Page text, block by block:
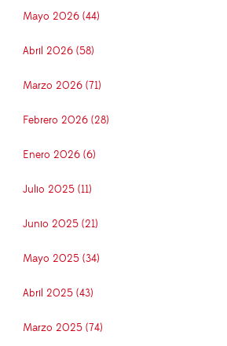
Mayo 2026 (44)
Abril 2026 (58)
Marzo 2026 (71)
Febrero 2026 (28)
Enero 2026 (6)
Julio 2025 (11)
Junio 2025 (21)
Mayo 2025 (34)
Abril 2025 (43)
Marzo 2025 (74)